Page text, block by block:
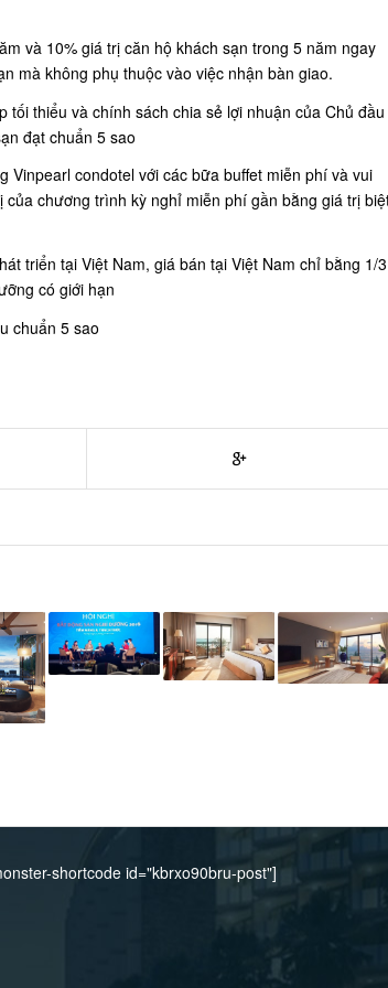
và 10% giá trị căn hộ khách sạn trong 5 năm ngay
mà không phụ thuộc vào việc nhận bàn giao.
thiểu và chính sách chia sẻ lợi nhuận của Chủ đầu
đạt chuẩn 5 sao
condotel với các bữa buffet miễn phí và vui
chương trình kỳ nghỉ miễn phí gần bằng giá trị
triển tại Việt Nam, giá bán tại Việt Nam chỉ bằng 1/3
có giới hạn
chuẩn 5 sao
shortcode id="kbrxo90bru-post"]